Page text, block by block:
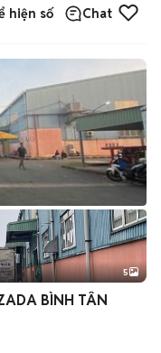
hiện số Chat
5
BÌNH TÂN